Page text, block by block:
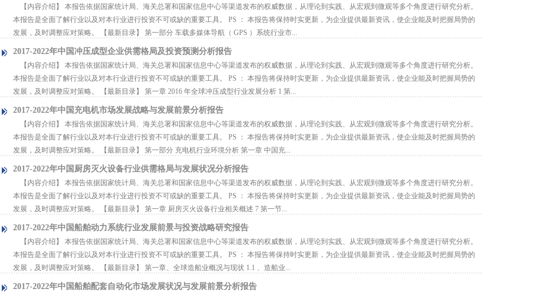
【内容介绍】 本报告依据国家统计局、海关总署和国家信息中心等渠道发布的权威数据，从理论到实践、从宏观到微观等多个角度进行研究分析。
本报告是全面了解行业以及对本行业进行投资不可或缺的重要工具。 PS ： 本报告将保持时实更新，为企业提供最新资讯，使企业能及时把握局势的
发展，及时调整应对策略。 【最新目录】 第一部分 车载多媒体导航（ GPS ）系统行业市...
2017-2022年中国冲压成型企业供需格局及投资预测分析报告
【内容介绍】 本报告依据国家统计局、海关总署和国家信息中心等渠道发布的权威数据，从理论到实践、从宏观到微观等多个角度进行研究分析。
本报告是全面了解行业以及对本行业进行投资不可或缺的重要工具。 PS ： 本报告将保持时实更新，为企业提供最新资讯，使企业能及时把握局势的
发展，及时调整应对策略。 【最新目录】 第一章 2016 年全球冲压成型行业发展分析 1 第...
2017-2022年中国充电机市场发展战略与发展前景分析报告
【内容介绍】 本报告依据国家统计局、海关总署和国家信息中心等渠道发布的权威数据，从理论到实践、从宏观到微观等多个角度进行研究分析。
本报告是全面了解行业以及对本行业进行投资不可或缺的重要工具。 PS ： 本报告将保持时实更新，为企业提供最新资讯，使企业能及时把握局势的
发展，及时调整应对策略。 【最新目录】 第一部分 充电机行业环境分析 第一章 中国充...
2017-2022年中国厨房灭火设备行业供需格局与发展状况分析报告
【内容介绍】 本报告依据国家统计局、海关总署和国家信息中心等渠道发布的权威数据，从理论到实践、从宏观到微观等多个角度进行研究分析。
本报告是全面了解行业以及对本行业进行投资不可或缺的重要工具。 PS ： 本报告将保持时实更新，为企业提供最新资讯，使企业能及时把握局势的
发展，及时调整应对策略。 【最新目录】 第一章 厨房灭火设备行业相关概述 7 第一节...
2017-2022年中国船舶动力系统行业发展前景与投资战略研究报告
【内容介绍】 本报告依据国家统计局、海关总署和国家信息中心等渠道发布的权威数据，从理论到实践、从宏观到微观等多个角度进行研究分析。
本报告是全面了解行业以及对本行业进行投资不可或缺的重要工具。 PS ： 本报告将保持时实更新，为企业提供最新资讯，使企业能及时把握局势的
发展，及时调整应对策略。 【最新目录】 第一章、全球造船业概况与现状 1.1 、造船业...
2017-2022年中国船舶配套自动化市场发展状况与发展前景分析报告